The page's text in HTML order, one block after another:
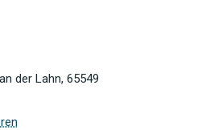
der Lahn, 65549